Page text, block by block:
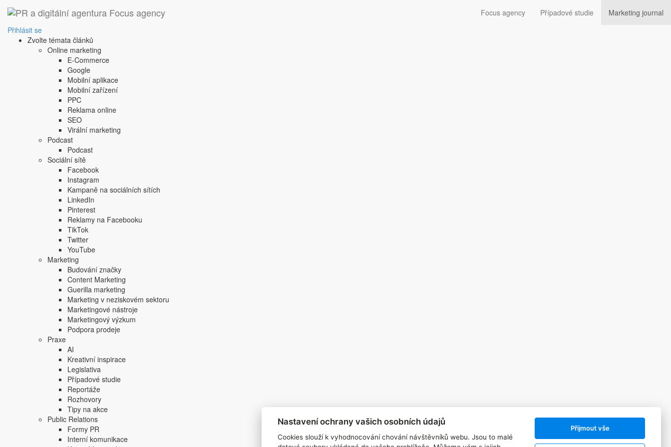
Focus agency Případové studie
Marketing journal
Přihlásit se
Zvolte témata článků
Online marketing
E-Commerce
Google
Mobilní aplikace
Mobilní zařízení
PPC
Reklama online
SEO
Virální marketing
Podcast
Podcast
Sociální sítě
Facebook
Instagram
Kampaně na sociálních sítích
LinkedIn
Pinterest
Reklamy na Facebooku
TikTok
Twitter
YouTube
Marketing
Budování značky
Content Marketing
Guerilla marketing
Marketing v neziskovém sektoru
Marketingové nástroje
Marketingový výzkum
Podpora prodeje
Praxe
AI
Kreativní inspirace
Legislativa
Případové studie
Reportáže
Rozhovory
Tipy na akce
Public Relations
Formy PR
Interní komunikace
1. 10. 2008
firma reklamuje podle intenzity konkurence
firma reklamuje podle intenzity konkurence
Sdílejte tento článek:
Podobné články:
accumulated reach
produktová komunikace
Copyright © 2004-2020 Focus Agency, s.r.o. Plné znění licenčních podmínek. ISSN
Jakékoliv publikování, přebírání nebo šíření obsahu je bez písemného souhlasu
Focus Agency, s.r.o. zakázáno.
Nastavení ochrany vašich osobních údajů
Cookies slouží k vyhodnocování chování návštěvníků webu. Jsou to malé
Přijmout vše